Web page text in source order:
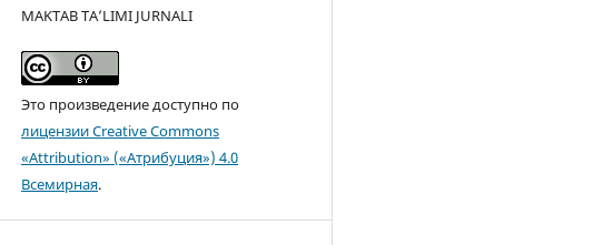
MAKTAB TA’LIMI JURNALI
Это произведение доступно по
лицензии Creative Commons
«Attribution» («Атрибуция») 4.0
Всемирная.